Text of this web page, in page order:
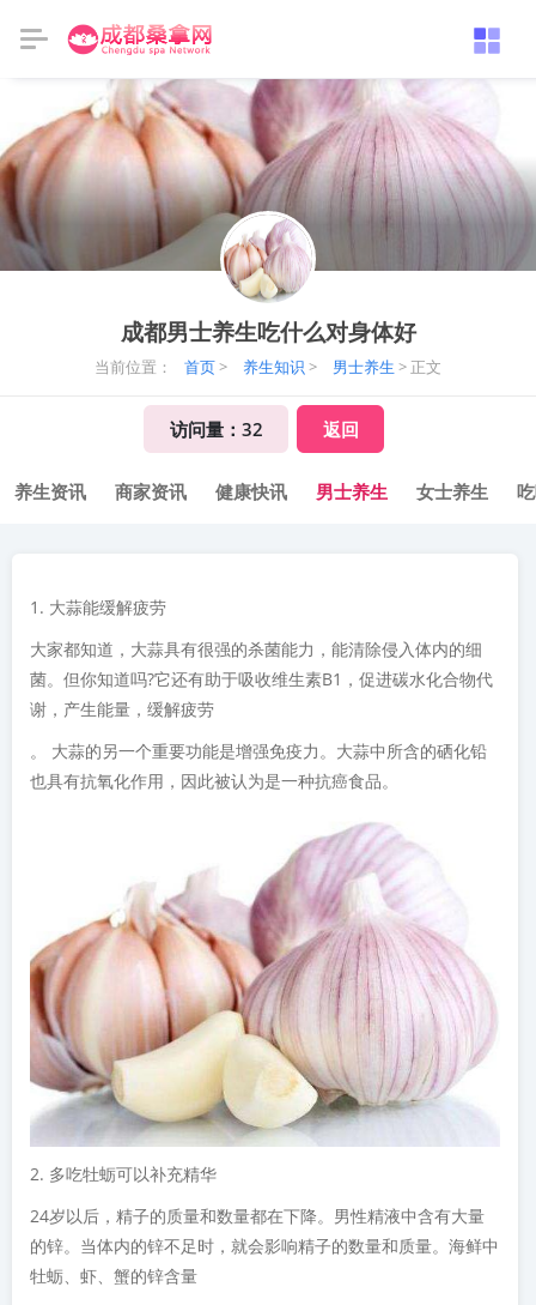
成都男士养生吃什么对身体好
当前位置： 首页> 养生知识 > 男士养生 > 正文
访问量： 32 返回
养生资讯 商家资讯 健康快讯 男士养生 女士养生
1. 大蒜能缓解疲劳
大家都知道，大蒜具有很强的杀菌能力，能清除侵入体内的细
菌。但你知道吗?它还有助于吸收维生素B1，促进碳水化合物代
谢，产生能量，缓解疲劳
。 大蒜的另一个重要功能是增强免疫力。大蒜中所含的硒化铅
也具有抗氧化作用，因此被认为是一种抗癌食品。
2. 多吃牡蛎可以补充精华
24岁以后，精子的质量和数量都在下降。男性精液中含有大量
的锌。当体内的锌不足时，就会影响精子的数量和质量。海鲜中
牡蛎、虾、蟹的锌含量